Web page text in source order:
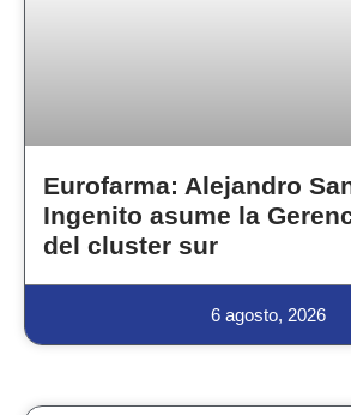
Eurofarma: Alejandro
Ingenito asume la
del cluster sur
6 agosto, 2026